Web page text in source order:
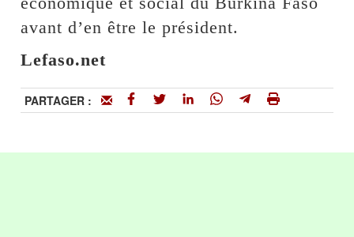
avant d’en être le président.
Lefaso.net
PARTAGER :